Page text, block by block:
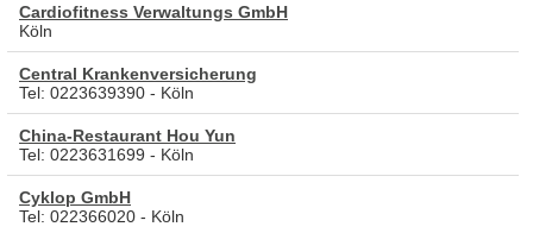
Cardiofitness Verwaltungs GmbH
Köln
Central Krankenversicherung
Tel: 0223639390 - Köln
China-Restaurant Hou Yun
Tel: 0223631699 - Köln
Cyklop GmbH
Tel: 022366020 - Köln